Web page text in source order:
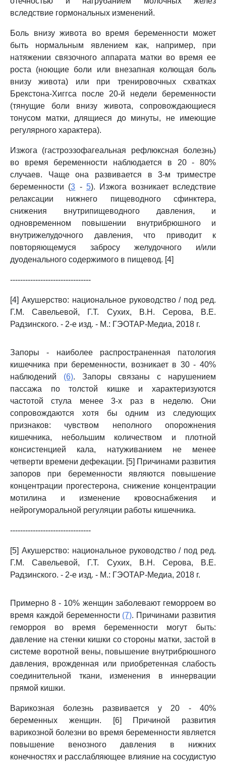
вследствие гормональных изменений.
Боль внизу живота во время беременности может
быть нормальным явлением как, например, при
натяжении связочного аппарата матки во время ее
роста (ноющие боли или внезапная колющая боль
внизу живота) или при тренировочных схватках
Брекстона-Хиггса после 20-й недели беременности
(тянущие боли внизу живота, сопровождающиеся
тонусом матки, длящиеся до минуты, не имеющие
регулярного характера).
Изжога (гастроэзофагеальная рефлюксная болезнь)
во время беременности наблюдается в 20 - 80%
случаев. Чаще она развивается в 3-м триместре
беременности (3 - 5). Изжога возникает вследствие
релаксации нижнего пищеводного сфинктера,
снижения внутрипищеводного давления, и
одновременном повышении внутрибрюшного и
внутрижелудочного давления, что приводит к
повторяющемуся забросу желудочного и/или
дуоденального содержимого в пищевод. [4]
--------------------------------
[4] Акушерство: национальное руководство / под ред.
Г.М. Савельевой, Г.Т. Сухих, В.Н. Серова, В.Е.
Радзинского. - 2-е изд. - М.: ГЭОТАР-Медиа, 2018 г.
Запоры - наиболее распространенная патология
кишечника при беременности, возникает в 30 - 40%
наблюдений (6). Запоры связаны с нарушением
пассажа по толстой кишке и характеризуются
частотой стула менее 3-х раз в неделю. Они
сопровождаются хотя бы одним из следующих
признаков: чувством неполного опорожнения
кишечника, небольшим количеством и плотной
консистенцией кала, натуживанием не менее
четверти времени дефекации. [5] Причинами развития
запоров при беременности являются повышение
концентрации прогестерона, снижение концентрации
мотилина и изменение кровоснабжения и
нейрогуморальной регуляции работы кишечника.
--------------------------------
[5] Акушерство: национальное руководство / под ред.
Г.М. Савельевой, Г.Т. Сухих, В.Н. Серова, В.Е.
Радзинского. - 2-е изд. - М.: ГЭОТАР-Медиа, 2018 г.
Примерно 8 - 10% женщин заболевают геморроем во
время каждой беременности (7). Причинами развития
геморроя во время беременности могут быть:
давление на стенки кишки со стороны матки, застой в
системе воротной вены, повышение внутрибрюшного
давления, врожденная или приобретенная слабость
соединительной ткани, изменения в иннервации
прямой кишки.
Варикозная болезнь развивается у 20 - 40%
беременных женщин. [6] Причиной развития
варикозной болезни во время беременности является
повышение венозного давления в нижних
конечностях и расслабляющее влияние на сосудистую